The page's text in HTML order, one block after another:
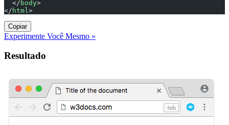
  </
body>
</ html >
Copiar
Experimente Você Mesmo »
Resultado